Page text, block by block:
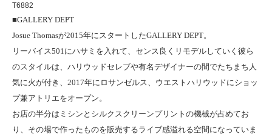
T6882
■GALLERY DEPT
Josue Thomasが2015年にスタートしたGALLERY DEPT。
リーバイス501にハサミを入れて、センス良くリモデルしていく彼ら
のスタイルは、ハリウッドセレブや有名デザイナーの間でたちまち人
気に火が付き、2017年にロサンゼルス、ウエストハリウッドにショッ
プ兼アトリエをオープン。
お店の半分はミシンとシルクスクリーンプリントの機械が占めてお
り、その場で作ったものを販売するライブ感溢れる空間になっていま